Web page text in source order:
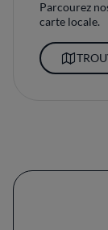
Parcourez
carte locale.